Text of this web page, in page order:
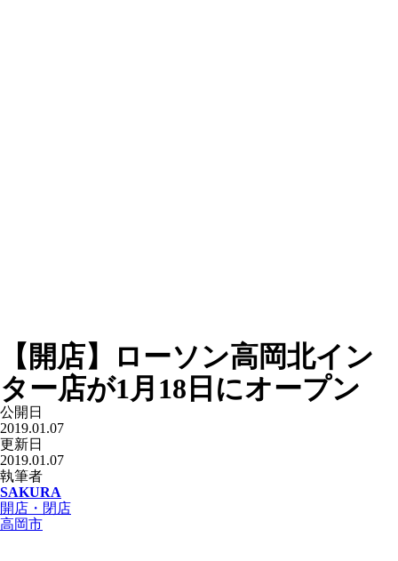
【開店】ローソン高岡北イン
ター店が1月18日にオープン
公開日
2019.01.07
更新日
2019.01.07
執筆者
SAKURA
開店・閉店
高岡市